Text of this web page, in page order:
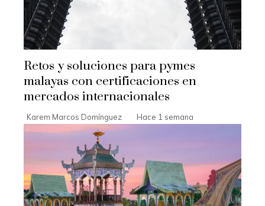
Retos y soluciones para pymes
malayas con certificaciones en
mercados internacionales
Karem Marcos Domínguez Hace 1 semana